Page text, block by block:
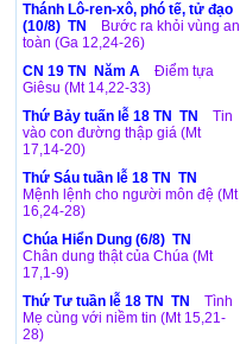
Thánh Lô-ren-xô, phó tế, tử đạo
(10/8) TN
Bước ra khỏi vùng an
toàn (Ga 12,24-26)
CN 19 TN Năm A
Điểm tựa
Giêsu (Mt 14,22-33)
Thứ Bảy tuấn lễ 18 TN TN
Tin
vào con đường thập giá (Mt
17,14-20)
Thứ Sáu tuần lễ 18 TN TN
Mệnh lệnh cho người môn đệ (Mt
16,24-28)
Chúa Hiển Dung (6/8) TN
Chân dung thật của Chúa (Mt
17,1-9)
Thứ Tư tuần lễ 18 TN TN
Tình
Mẹ cùng với niềm tin (Mt 15,21-
28)